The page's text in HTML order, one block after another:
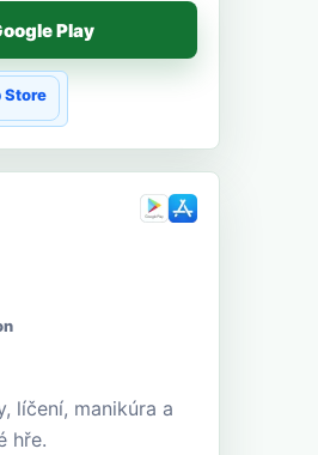
Play
Store
líčení, manikúra a
hře.